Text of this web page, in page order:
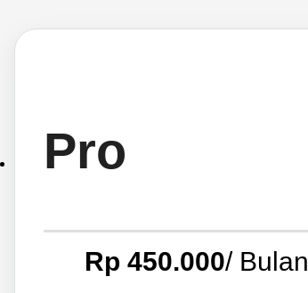
Pro
Rp 450.000/ Bulan